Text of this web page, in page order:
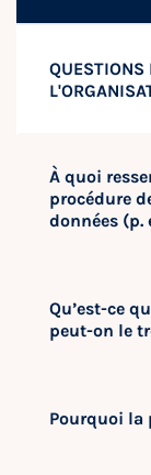
QUESTIONS
À quoi
procédure
données (p.
Qu’est-ce
peut-on le
Pourquoi la